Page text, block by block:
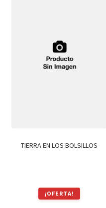
TIERRA EN LOS BOLSILLOS
¡OFERTA!